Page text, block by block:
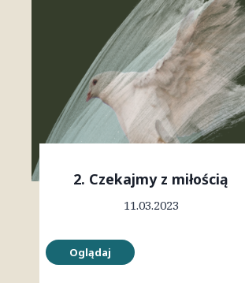
2. Czekajmy z miłością
11.03.2023
Oglądaj